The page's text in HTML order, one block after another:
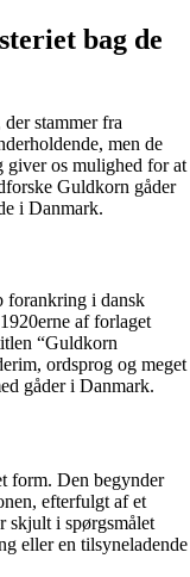
bag de
stammer fra
men de
giver os mulighed for at
Guldkorn gåder
i Danmark.
forankring i dansk
af forlaget
“Guldkorn
ordsprog og meget
gåder i Danmark.
form. Den begynder
efterfulgt af et
skjult i spørgsmålet
eller en tilsyneladende